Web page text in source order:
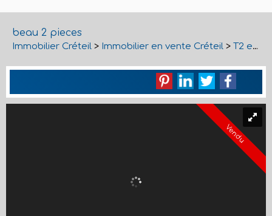
beau 2 pieces
Immobilier Créteil > Immobilier en vente Créteil > T2 en vente Créteil
Vendu